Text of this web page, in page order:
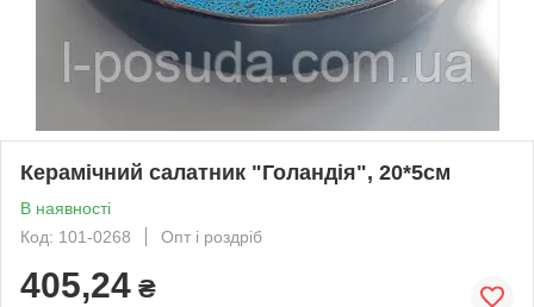
Керамічний салатник "Голандія", 20*5см
В наявності
Код: 101-0268
Опт і роздріб
405,24 ₴